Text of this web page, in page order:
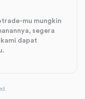
mu mungkin
segera
dapat